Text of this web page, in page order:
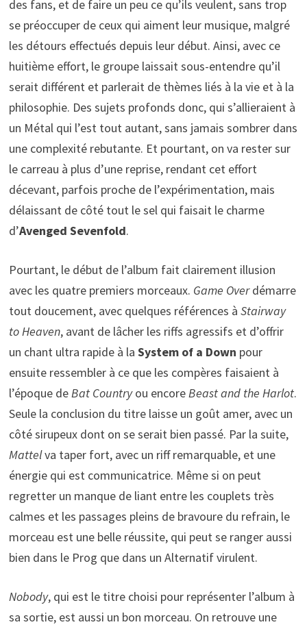
des fans, et de faire un peu ce qu’ils veulent, sans trop
se préoccuper de ceux qui aiment leur musique, malgré
les détours effectués depuis leur début. Ainsi, avec ce
huitième effort, le groupe laissait sous-entendre qu’il
serait différent et parlerait de thèmes liés à la vie et à la
philosophie. Des sujets profonds donc, qui s’allieraient à
un Métal qui l’est tout autant, sans jamais sombrer dans
une complexité rebutante. Et pourtant, on va rester sur
le carreau à plus d’une reprise, rendant cet effort
décevant, parfois proche de l’expérimentation, mais
délaissant de côté tout le sel qui faisait le charme
d’Avenged Sevenfold.
Pourtant, le début de l’album fait clairement illusion
avec les quatre premiers morceaux. Game Overdémarre
tout doucement, avec quelques références à Stairway
to Heaven, avant de lâcher les riffs agressifs et d’offrir
un chant ultra rapide à la System of a Down pour
ensuite ressembler à ce que les compères faisaient à
l’époque deBat Countryou encoreBeast and the Harlot.
Seule la conclusion du titre laisse un goût amer, avec un
côté sirupeux dont on se serait bien passé. Par la suite,
Mattelva taper fort, avec un riff remarquable, et une
énergie qui est communicatrice. Même si on peut
regretter un manque de liant entre les couplets très
calmes et les passages pleins de bravoure du refrain, le
morceau est une belle réussite, qui peut se ranger aussi
bien dans le Prog que dans un Alternatif virulent.
Nobody, qui est le titre choisi pour représenter l’album à
sa sortie, est aussi un bon morceau. On retrouve une